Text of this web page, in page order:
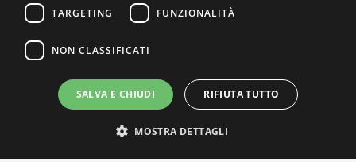
TARGETING FUNZIONALITÀ
NON CLASSIFICATI
SALVA E CHIUDI RIFIUTA TUTTO
MOSTRA DETTAGLI